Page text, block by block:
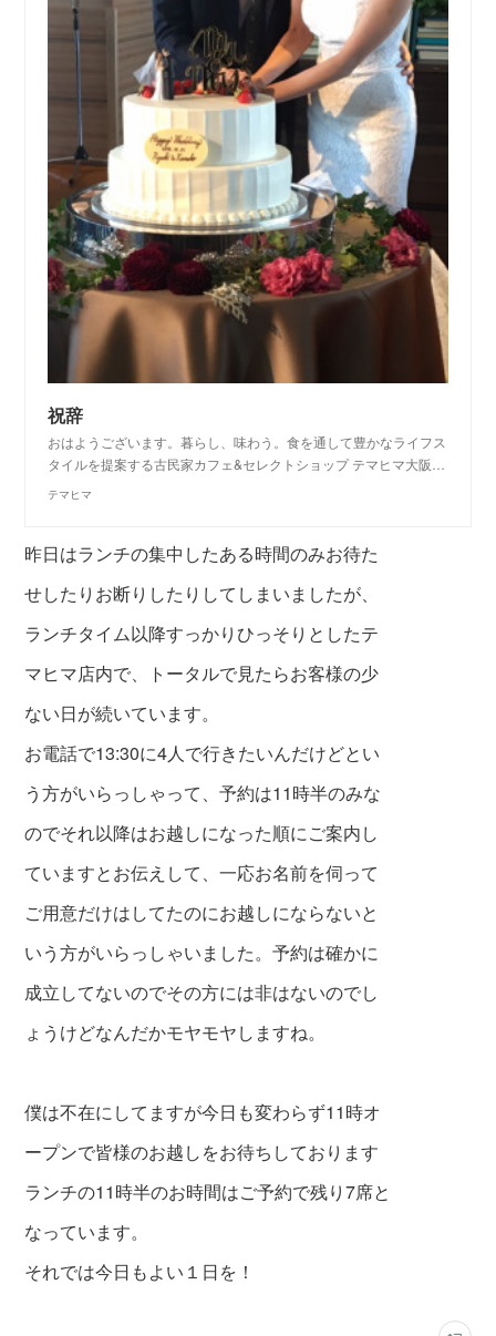
祝辞
おはようございます。暮らし、味わう。食を通して豊かなライフス
タイルを提案する古民家カフェ&セレクトショップ テマヒマ大阪…
テマヒマ
昨日はランチの集中したある時間のみお待た
せしたりお断りしたりしてしまいましたが、
ランチタイム以降すっかりひっそりと したテ
マヒマ店内で、トータルで見たらお客様の少
ない日が続いています。
お電話で13:30に4人で行きたいんだけどとい
う方がいらっしゃって、予約は11時半のみな
のでそれ以降はお越しになった順にご案内し
ていますとお伝えして、一応お名前を伺って
ご用意だけはしてたのにお越しにならないと
いう方がいらっしゃいました。予約は確かに
成立してないのでその方には非はないのでし
ょうけどなんだかモヤモヤしますね。
僕は不在にしてますが今日も変わらず11時オ
ープンで皆様のお越しをお待ちしております
ランチの11時半のお時間はご予約で残り7席と
なっています。
それでは今日もよい１日を！